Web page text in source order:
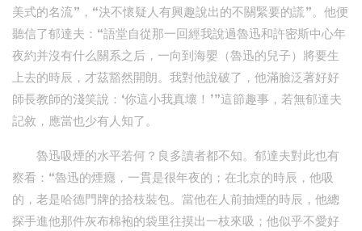
美式的名流”，“決不懷疑人有興趣說出的不關緊要的謊”。他便
聽信了郁達夫：“語堂自從那一回經我說過魯迅和許密斯中心年
夜約并沒有什么關系之后，一向到海嬰（魯迅的兒子）將要生
上去的時辰，才茲豁然開朗。我對他說破了，他滿臉泛著好好
師長教師的淺笑說：‘你這小我真壞！’”這節趣事，若無郁達夫
記敘，應當也少有人知了。
魯迅吸煙的水平若何？良多讀者都不知。郁達夫對此也有
察看：“魯迅的煙癮，一貫是很年夜的；在北京的時辰，他吸
的，老是哈德門牌的拾枝裝包。當他在人前抽煙的時辰，他總
探手進他那件灰布棉袍的袋里往摸出一枝來吸；他似乎不愛好